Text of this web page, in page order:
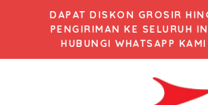
DAPAT DISKON GROSIR
PENGIRIMAN KE SELURUH
HUBUNGI WHATSAPP